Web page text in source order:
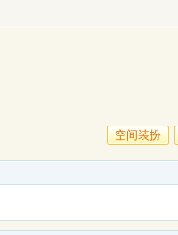
空间装扮